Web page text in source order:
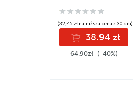
(32,45 zł najniższa cena z 30 dni)
38.94 zł
64.90zł (-40%)